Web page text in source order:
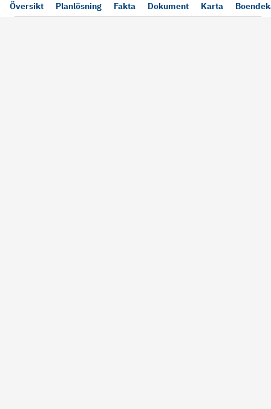
Översikt Planlösning Fakta Dokument Karta